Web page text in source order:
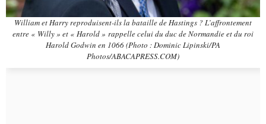
William et Harry reproduisent-ils la bataille de Hastings ? L’affrontement
entre « Willy » et « Harold » rappelle celui du duc de Normandie et du roi
Harold Godwin en 1066 (Photo : Dominic Lipinski/PA
Photos/ABACAPRESS.COM)